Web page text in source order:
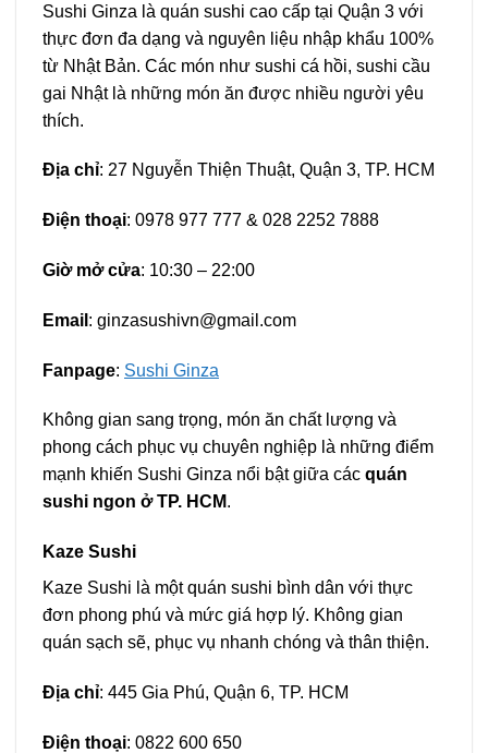
Sushi Ginza là quán sushi cao cấp tại Quận 3 với
thực đơn đa dạng và nguyên liệu nhập khẩu 100%
từ Nhật Bản. Các món như sushi cá hồi, sushi cầu
gai Nhật là những món ăn được nhiều người yêu
thích.
Địa chỉ: 27 Nguyễn Thiện Thuật, Quận 3, TP. HCM
Điện thoại: 0978 977 777 & 028 2252 7888
Giờ mở cửa: 10:30 – 22:00
Email : ginzasushivn@gmail.com
Fanpage: Sushi Ginza
Không gian sang trọng, món ăn chất lượng và
phong cách phục vụ chuyên nghiệp là những điểm
mạnh khiến Sushi Ginza nổi bật giữa các quán
sushi ngon ở TP. HCM.
Kaze Sushi
Kaze Sushi là một quán sushi bình dân với thực
đơn phong phú và mức giá hợp lý. Không gian
quán sạch sẽ, phục vụ nhanh chóng và thân thiện.
Địa chỉ: 445 Gia Phú, Quận 6, TP. HCM
Điện thoại: 0822 600 650